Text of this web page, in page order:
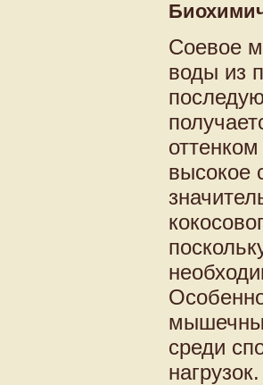
Соевое
воды из
высокое
среди
нагрузок.